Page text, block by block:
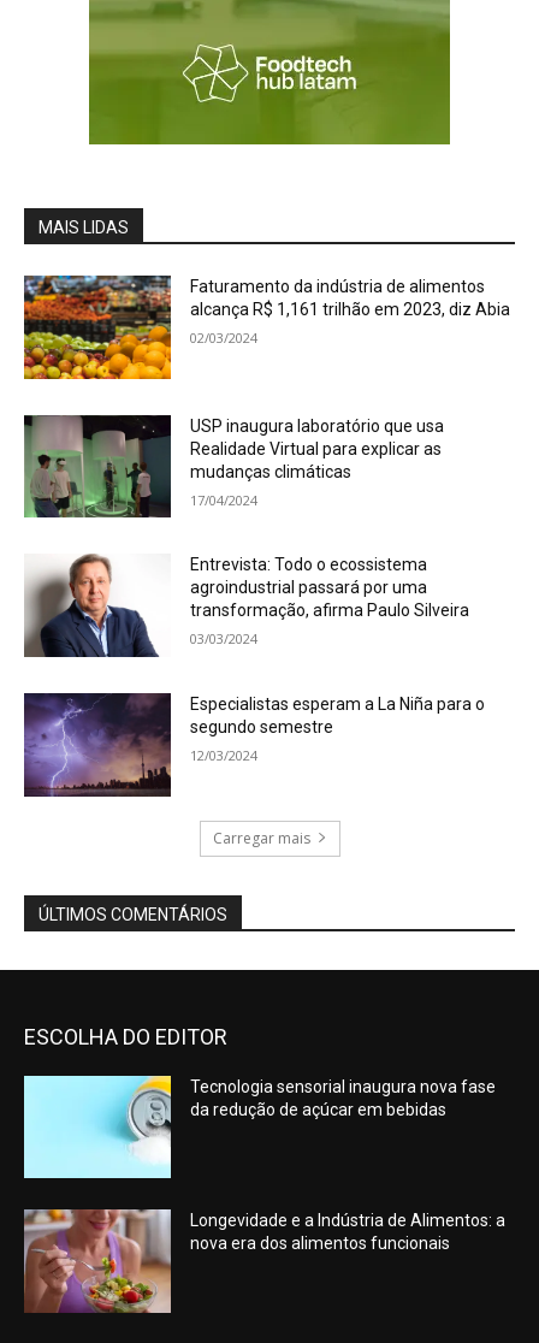
MAIS LIDAS
Faturamento da indústria de alimentos
alcança R$ 1,161 trilhão em 2023, diz Abia
02/03/2024
USP inaugura laboratório que usa
Realidade Virtual para explicar as
mudanças climáticas
17/04/2024
Entrevista: Todo o ecossistema
agroindustrial passará por uma
transformação, afirma Paulo Silveira
03/03/2024
Especialistas esperam a La Niña para o
segundo semestre
12/03/2024
Carregar mais
ÚLTIMOS COMENTÁRIOS
ESCOLHA DO EDITOR
Tecnologia sensorial inaugura nova fase
da redução de açúcar em bebidas
Longevidade e a Indústria de Alimentos: a
nova era dos alimentos funcionais